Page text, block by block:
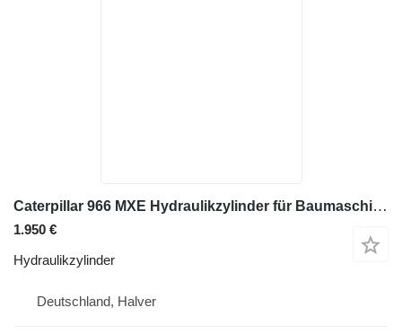
Caterpillar 966 MXE Hydraulikzylinder für Baumaschinen
1.950 €
Hydraulikzylinder
Deutschland, Halver